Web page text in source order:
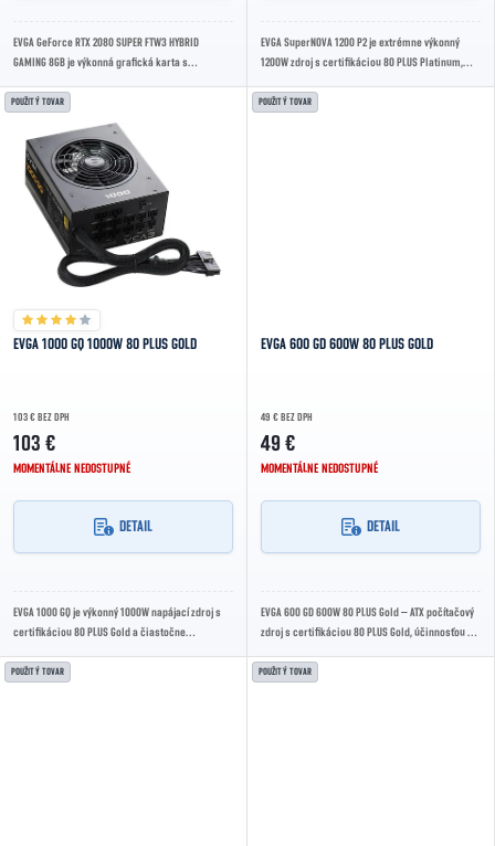
EVGA GeForce RTX 2080 SUPER FTW3 HYBRID
GAMING 8GB je výkonná grafická karta s
a hybridným...
EVGA SuperNOVA 1200 P2 je extrémne výkonný
1200W zdroj s certifikáciou 80 PLUS Platinum,
POUŽITÝ TOVAR
EVGA 1000 GQ 1000W 80 PLUS GOLD
103 € BEZ DPH
103 €
MOMENTÁLNE NEDOSTUPNÉ
DETAIL
EVGA 1000 GQ je výkonný 1000W napájací zdroj s
certifikáciou 80 PLUS Gold a čiastočne
vysokú...
POUŽITÝ TOVAR
EVGA 600 GD 600W 80 PLUS GOLD
49 € BEZ DPH
49 €
MOMENTÁLNE NEDOSTUPNÉ
DETAIL
EVGA 600 GD 600W 80 PLUS Gold – ATX počítačový
zdroj s certifikáciou 80 PLUS Gold, účinnosťou až
POUŽITÝ TOVAR POUŽITÝ TOVAR